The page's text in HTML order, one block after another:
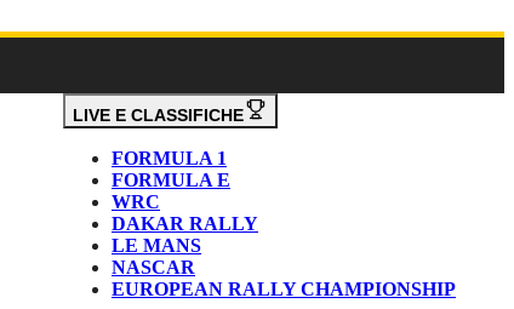
LIVE E CLASSIFICHE
FORMULA 1
FORMULA E
WRC
DAKAR RALLY
LE MANS
NASCAR
EUROPEAN RALLY CHAMPIONSHIP